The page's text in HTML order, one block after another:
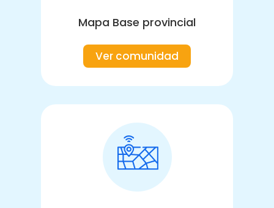
Mapa Base provincial
Ver comunidad